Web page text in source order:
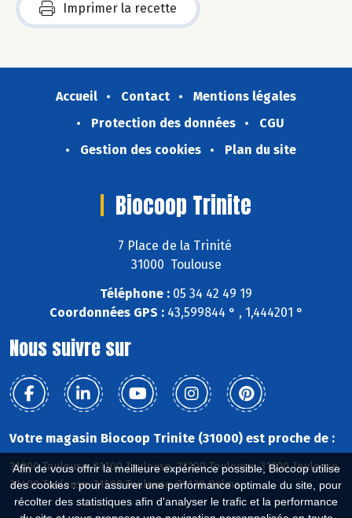
Afin de vous offrir la meilleure expérience possible, Biocoop utilise
des cookies : pour assurer une performance optimale du site, pour
récolter des statistiques afin d'analyser le trafic et la performance
Imprimer la recette
Accueil Contact
Mentions légales
Protection des données
CGU
Gestion des cookies
Plan du site
Biocoop Trinite
7 Place de la Trinité
31000 Toulouse
Téléphone : 05 34 42 49 19
Coordonnées GPS :43,599844 ° , 1,444201 °
Nous suivre sur
Votre magasin Biocoop Trinite (31000) est proche de :
31000 Toulouse, 31100 Toulouse, 31200 Toulouse, 31300 Toulouse,
31400 Toulouse, 31500 Toulouse, 31130 Balma